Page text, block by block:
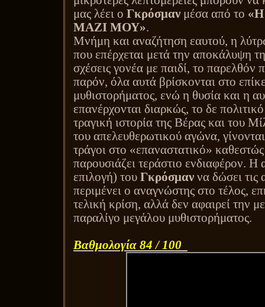
μας λέει ο Γκρόσμαν μέσα από το
ΜΑΖΙ ΜΟΥ».
Μνήμη και αναζήτηση εαυτού, η
που επέρχεται μετά την αποκάλυψη
σχέσεις γονέα με παιδί, το παρελθόν
παρόν, όλα αυτά βρίσκονται στο
μυθιστορήματος, ενώ η θυσία και η
επανέρχονται διαρκώς, το δε
τραγική ιστορία της Βέρας και του
του απελευθερωτικού αγώνα,
τράγοι στο «επαναστατικό»
παρουσιάζει τεράστιο ενδιαφέρον. Η
επιλογή) του Γκρόσμαν να δώσει τις
περιμένει ο αναγνώστης στο τέλος,
τελική κρίση, αλλά δεν αφαιρεί την
παραλίγο μεγάλου μυθιστορήματος.
Βαθμολογία 84 / 100